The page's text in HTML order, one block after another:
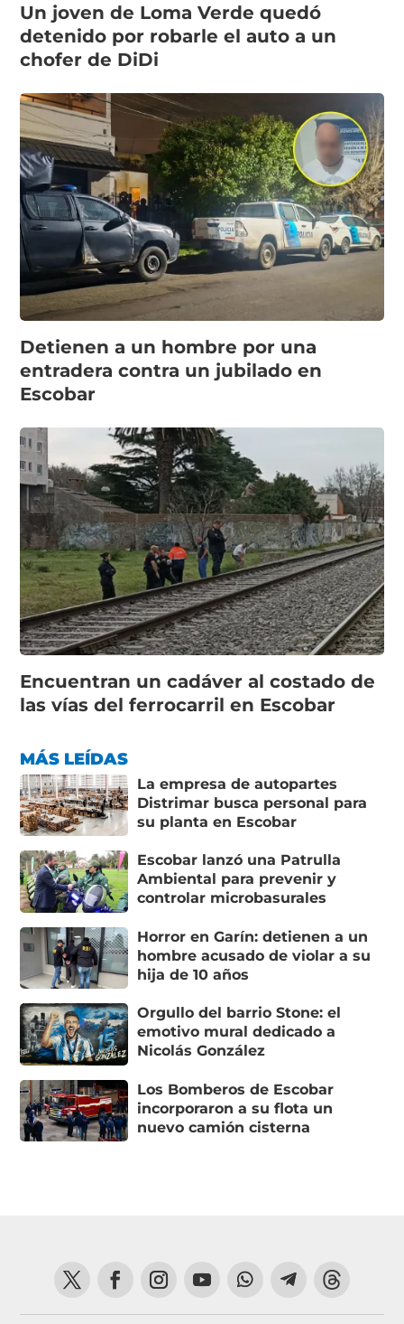
Un joven de Loma Verde quedó
detenido por robarle el auto a un
chofer de DiDi
Detienen a un hombre por una
entradera contra un jubilado en
Escobar
Encuentran un cadáver al costado de
las vías del ferrocarril en Escobar
MÁS LEÍDAS
La empresa de autopartes
Distrimar busca personal para
su planta en Escobar
Escobar lanzó una Patrulla
Ambiental para prevenir y
controlar microbasurales
Horror en Garín: detienen a un
hombre acusado de violar a su
hija de 10 años
Orgullo del barrio Stone: el
emotivo mural dedicado a
Nicolás González
Los Bomberos de Escobar
incorporaron a su flota un
nuevo camión cisterna